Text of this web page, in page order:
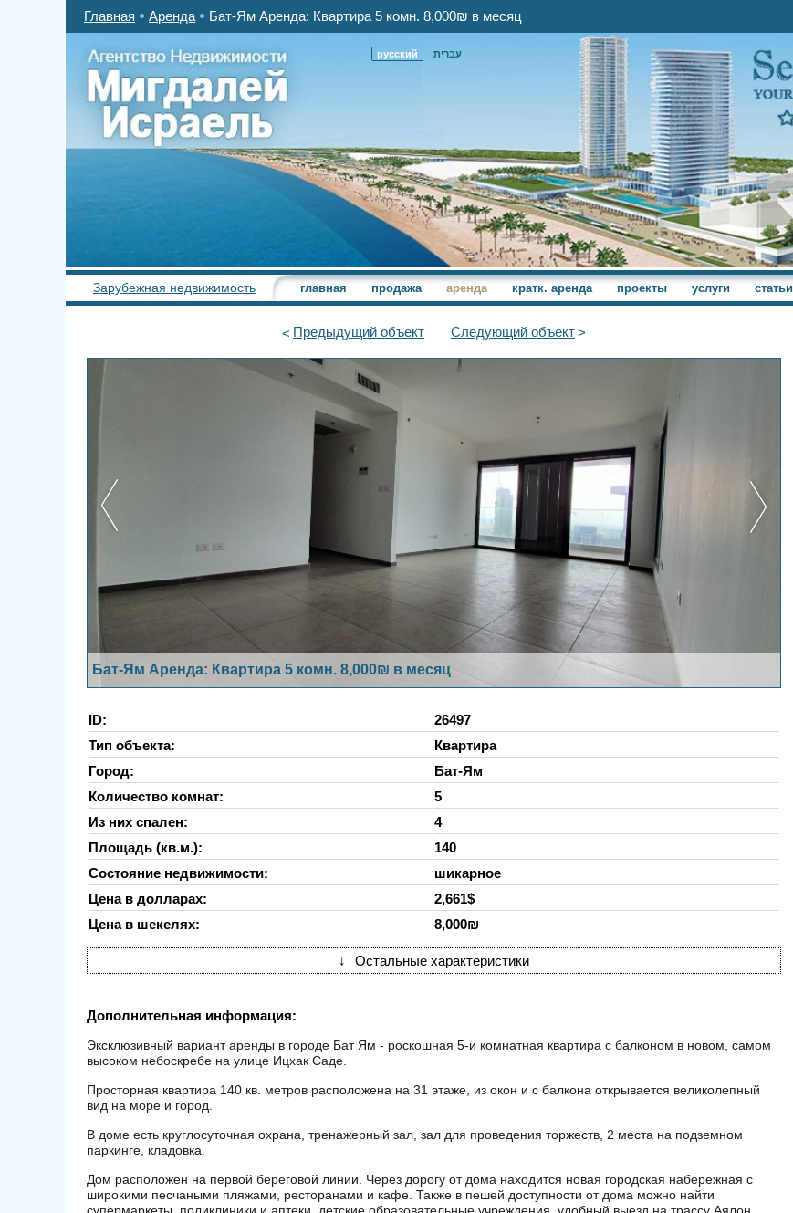
Главная Аренда Бат-Ям Аренда: Квартира 5 комн. 8,000₪ в месяц
עברית русский
Зарубежная недвижимость главная продажа аренда кратк. аренда проекты услуги статьи
Предыдущийобъект Следующийобъект
Бат-Ям Аренда: Квартира 5 комн. 8,000₪ в месяц
ID:
26497
Тип объекта:
Квартира
Город:
Бат-Ям
Количество комнат:
5
Из них спален:
4
Площадь (кв.м.):
140
Состояние недвижимости:
шикарное
Цена в долларах:
2,661$
Цена в шекелях:
8,000₪
↓ Остальные характеристики
Дополнительная информация:
Эксклюзивный вариант аренды в городе Бат Ям - роскошная 5-и комнатная квартира с балконом в новом, самом
высоком небоскребе на улице Ицхак Саде.
Просторная квартира 140 кв. метров расположена на 31 этаже, из окон и с балкона открывается великолепный
вид на море и город.
В доме есть круглосуточная охрана, тренажерный зал, зал для проведения торжеств, 2 места на подземном
паркинге, кладовка.
Дом расположен на первой береговой линии. Через дорогу от дома находится новая городская набережная с
широкими песчаными пляжами, ресторанами и кафе. Также в пешей доступности от дома можно найти
супермаркеты, поликлиники и аптеки, детские образовательные учреждения, удобный выезд на трассу Аялон.